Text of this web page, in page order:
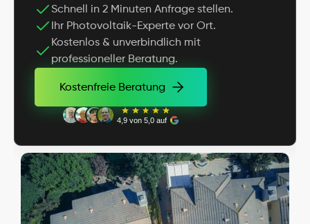
Schnell in 2 Minuten Anfrage stellen.
Ihr Photovoltaik-Experte vor Ort.
Kostenlos & unverbindlich mit
professioneller Beratung.
Kostenfreie Beratung
4,9 von 5,0 auf